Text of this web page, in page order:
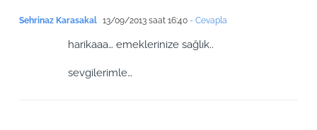
Sehrinaz Karasakal 13/09/2013 saat 16:40- Cevapla
harikaaa… emeklerinize sağlık..
sevgilerimle…